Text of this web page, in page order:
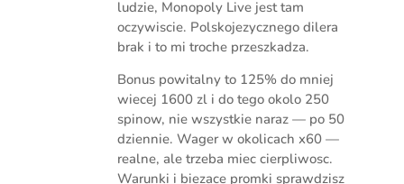
ludzie, Monopoly Live jest tam
oczywiscie. Polskojezycznego dilera
brak i to mi troche przeszkadza.
Bonus powitalny to 125% do mniej
wiecej 1600 zl i do tego okolo 250
spinow, nie wszystkie naraz — po 50
dziennie. Wager w okolicach x60 —
realne, ale trzeba miec cierpliwosc.
Warunki i biezace promki sprawdzisz